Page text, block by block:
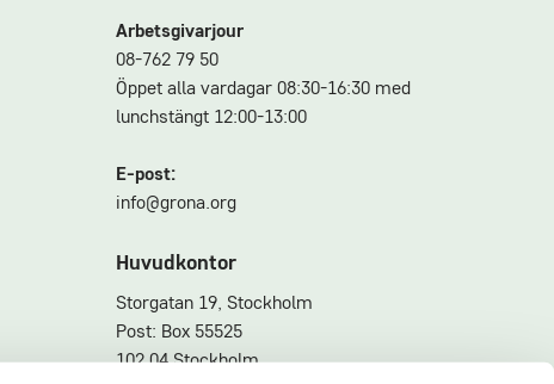
Arbetsgivarjour
08-762 79 50
Öppet alla vardagar 08:30-16:30 med
lunchstängt 12:00-13:00
E-post:
info@grona.org
Huvudkontor
Storgatan 19, Stockholm
Post: Box 55525
102 04 Stockholm